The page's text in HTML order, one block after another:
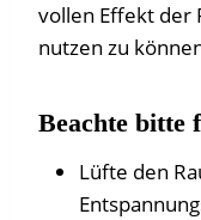
vollen Effekt der
nutzen zu
Beachte bitte
Lüfte den